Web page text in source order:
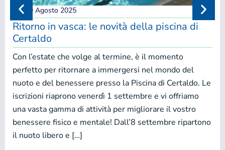
29 Agosto 2025
Ritorno in vasca: le novità della piscina di
Certaldo
Con l’estate che volge al termine, è il momento
perfetto per ritornare a immergersi nel mondo del
nuoto e del benessere presso la Piscina di Certaldo. Le
iscrizioni riaprono venerdì 1 settembre e vi offriamo
una vasta gamma di attività per migliorare il vostro
benessere fisico e mentale! Dall’8 settembre ripartono
il nuoto libero e […]